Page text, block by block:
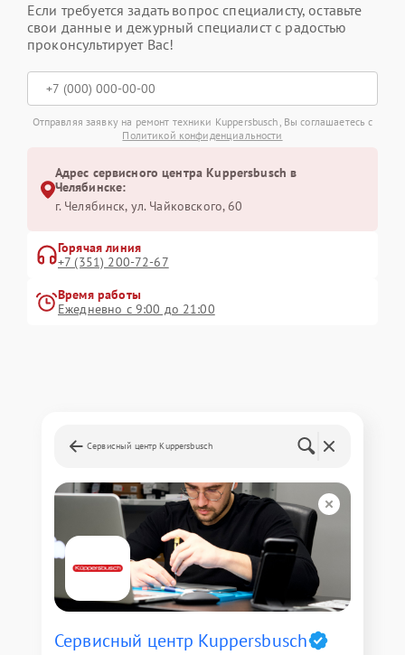
Если требуется задать вопрос специалисту, оставьте
свои данные и дежурный специалист с радостью
проконсультирует Вас!
Отправляя заявку на ремонт техники Kuppersbusch, Вы соглашаетесь с
Политикой конфиденциальности
Адрес сервисного центра Kuppersbusch в
Челябинске:
г. Челябинск, ул. Чайковского, 60
Горячая линия
+7 (351) 200-72-67
Время работы
Ежедневно с 9:00 до 21:00
Сервисный центр Kuppersbusch
Сервисный центр Kuppersbusch